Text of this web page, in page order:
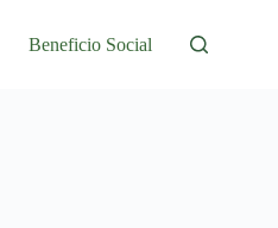
Beneficio Social